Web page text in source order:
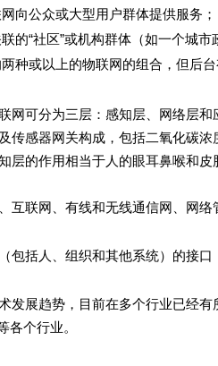
公众或大型用户群体提供服务；
“社区”或机构群体（如一个城市
或以上的物联网的组合，但后台
可分为三层：感知层、网络层和
感器网关构成，包括二氧化碳浓
层的作用相当于人的眼耳鼻喉和
联网、有线和无线通信网、网络
括人、组织和其他系统）的接口
展趋势，目前在多个行业已经有
各个行业。